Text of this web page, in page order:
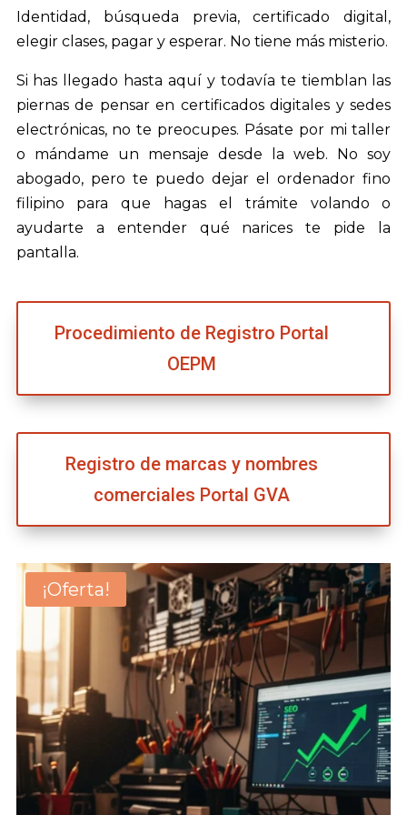
Identidad, búsqueda previa, certificado digital,
elegir clases, pagar y esperar. No tiene más misterio.
Si has llegado hasta aquí y todavía te tiemblan las
piernas de pensar en certificados digitales y sedes
electrónicas, no te preocupes. Pásate por mi taller
o mándame un mensaje desde la web. No soy
abogado, pero te puedo dejar el ordenador fino
filipino para que hagas el trámite volando o
ayudarte a entender qué narices te pide la
pantalla.
Procedimiento de Registro Portal
OEPM
Registro de marcas y nombres
comerciales Portal GVA
¡Oferta!